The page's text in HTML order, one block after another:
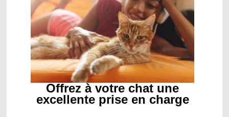
Offrez à votre chat une
excellente prise en charge